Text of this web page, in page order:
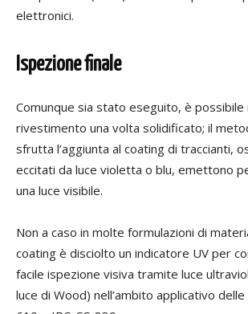
elettronici.
Ispezione finale
Comunque sia stato eseguito, è possibile
rivestimento una volta solidificato; il
sfrutta l’aggiunta al coating di traccianti,
eccitati da luce violetta o blu, emettono
una luce visibile.
Non a caso in molte formulazioni di
coating è disciolto un indicatore UV per
facile ispezione visiva tramite luce
luce di Wood) nell’ambito applicativo